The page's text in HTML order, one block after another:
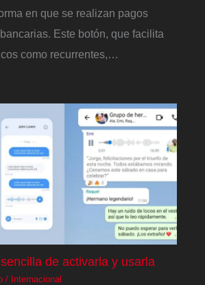
en que se realizan pagos
Este botón, que facilita
como recurrentes,…
de activarla y usarla
/ Internacional